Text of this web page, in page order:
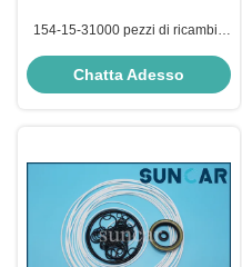
154-15-31000 pezzi di ricambio
guarnizione della trasmissione
Chatta Adesso